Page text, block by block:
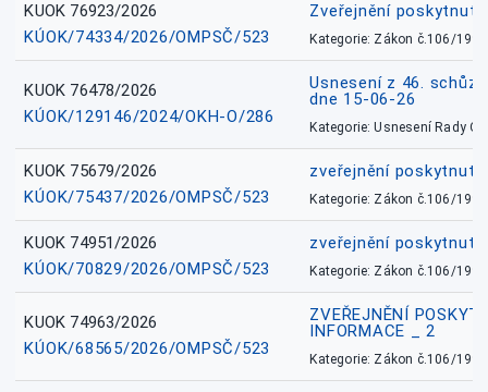
KUOK 76923/2026
KÚOK/74334/2026/OMPSČ/523
Zveřejnění
Kategorie: Zákon č.106/1999
KUOK 76478/2026
KÚOK/129146/2024/OKH-O/286
Usnesení z 46.
dne 15-06-26
Kategorie: Usnesení Rady
KUOK 75679/2026
KÚOK/75437/2026/OMPSČ/523
zveřejnění
Kategorie: Zákon č.106/1999
KUOK 74951/2026
KÚOK/70829/2026/OMPSČ/523
zveřejnění
Kategorie: Zákon č.106/1999
KUOK 74963/2026
KÚOK/68565/2026/OMPSČ/523
ZVEŘEJNĚNÍ
INFORMACE _ 2
Kategorie: Zákon č.106/1999